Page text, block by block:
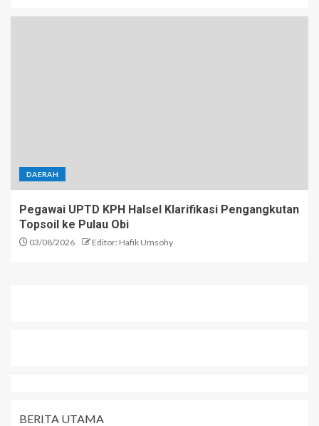
DAERAH
Pegawai UPTD KPH Halsel Klarifikasi Pengangkutan
Topsoil ke Pulau Obi
03/08/2026 Editor: Hafik Umsohy
BERITA UTAMA